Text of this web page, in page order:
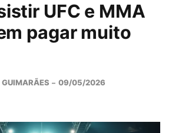
UFC e MMA
pagar muito
GUIMARÃES
09/05/2026